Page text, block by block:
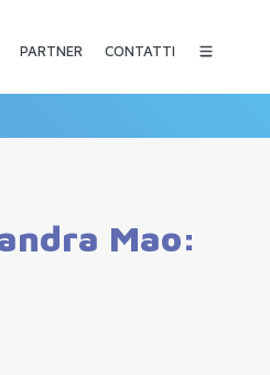
PARTNER CONTATTI
Mao: